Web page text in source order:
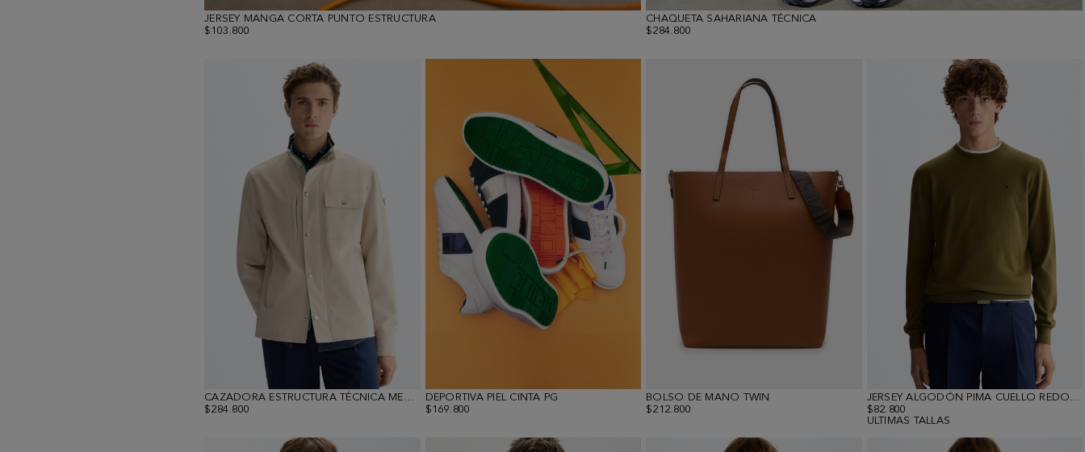
JERSEY MANGA CORTA PUNTO ESTRUCTURA
$103.800
CHAQUETA SAHARIANA TÉCNICA
$284.800
CAZADORA ESTRUCTURA TÉCNICA MEMBRANA
$284.800
DEPORTIVA PIEL CINTA PG
$169.800
BOLSO DE MANO TWIN
$212.800
JERSEY ALGODÓN PIMA CUELLO REDONDO
$82.800
ULTIMAS TALLAS